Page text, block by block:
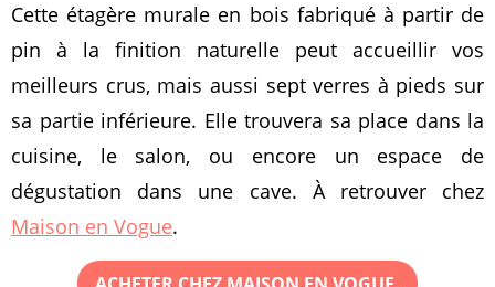
Cette étagère murale en bois fabriqué à partir de
pin à la finition naturelle peut accueillir vos
meilleurs crus, mais aussi sept verres à pieds sur
sa partie inférieure. Elle trouvera sa place dans la
cuisine, le salon, ou encore un espace de
dégustation dans une cave. À retrouver chez
Maison en Vogue.